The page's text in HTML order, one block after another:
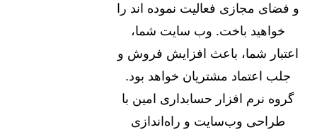
و فضای مجازی فعالیت نموده اند را
خواهید باخت. وب سایت شما،
اعتبار شما، باعث افزایش فروش و
جلب اعتماد مشتریان خواهد بود.
گروه نرم افزار حسابداری امین با
طراحی وب‌سایت و راه‌اندازی